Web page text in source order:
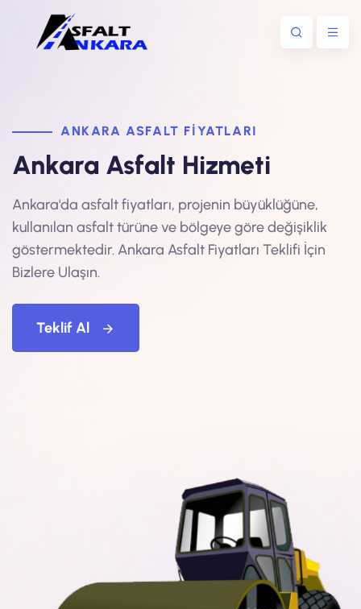
ANKARA ASFALT FIYATLARI
Ankara Asfalt Hizmeti
Ankara'da asfalt fiyatları, projenin büyüklüğüne,
kullanılan asfalt türüne ve bölgeye göre değişiklik
göstermektedir. Ankara Asfalt Fiyatları Teklifi İçin
Bizlere Ulaşın.
Teklif Al